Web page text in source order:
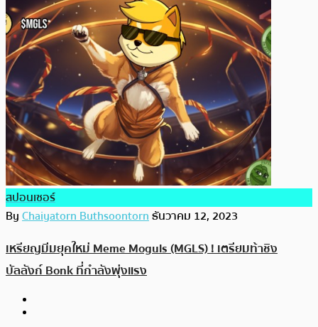
สปอนเซอร์
ByChaiyatorn Buthsoontornธันวาคม 12, 2023
เหรียญมีมยุคใหม่ Meme Moguls (MGLS) ! เตรียมท้าชิง
บัลลังก์ Bonk ที่กำลังพุ่งแรง